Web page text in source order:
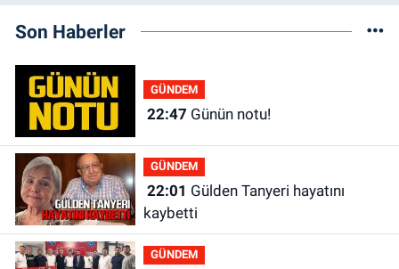
Son Haberler
GÜNDEM
22:47 Günün notu!
GÜNDEM
22:01
kaybetti
GÜNDEM